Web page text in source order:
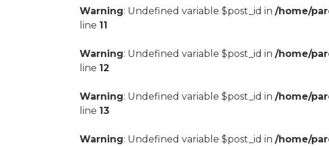
Warning: Undefined variable $post_id in/home/
line 11
Warning: Undefined variable $post_id in/home/
line 12
Warning: Undefined variable $post_id in/home/
line 13
Warning: Undefined variable $post_id in/home/